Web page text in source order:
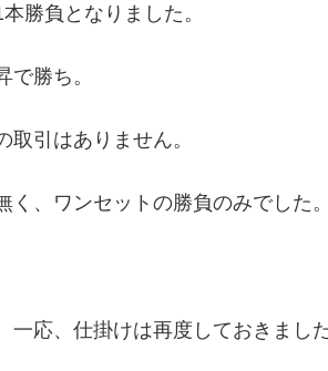
勝負となりました。
で勝ち。
取引はありません。
く、ワンセットの勝負のみでした
一応、仕掛けは再度しておきまし